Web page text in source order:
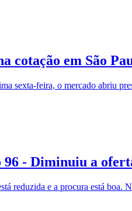
cotação em São
sexta-feira, o mercado abriu
- Diminuiu a
reduzida e a procura está boa.